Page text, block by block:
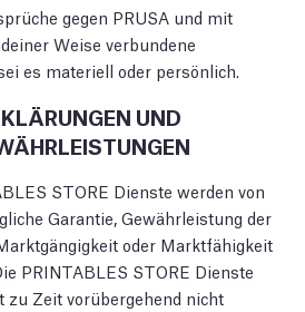
gegen PRUSA und mit
Weise verbundene
es materiell oder persönlich.
UND
STORE Dienste werden von
Garantie, Gewährleistung der
oder Marktfähigkeit
PRINTABLES STORE Dienste
zu Zeit vorübergehend nicht